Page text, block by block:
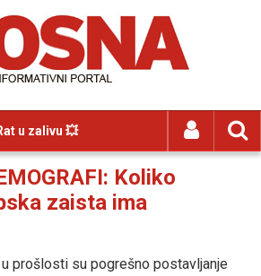
u zalivu 💥
Koliko
zaista ima
prošlosti su pogrešno postavljanje